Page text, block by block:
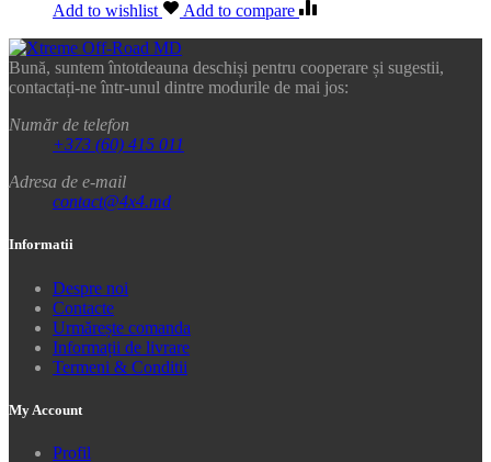
Add to wishlist
Add to compare
Bună, suntem întotdeauna deschiși pentru cooperare și sugestii,
contactați-ne într-unul dintre modurile de mai jos:
Număr de telefon
+373 (60) 415 011
Adresa de e-mail
contact@4x4.md
Informatii
Despre noi
Contacte
Urmărește comanda
Informații de livrare
Termeni & Conditii
My Account
Profil